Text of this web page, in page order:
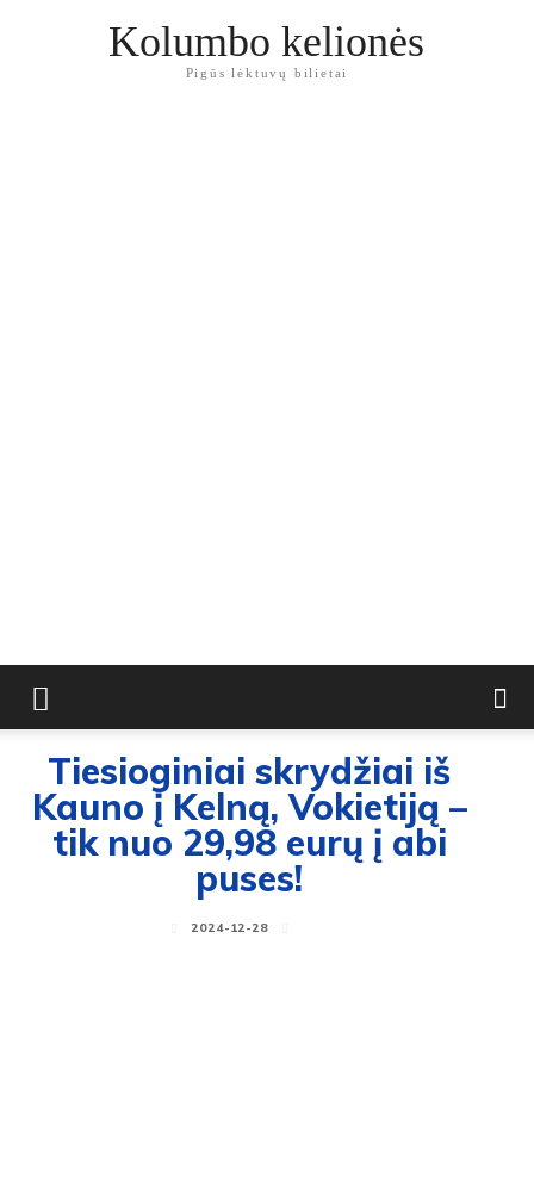
Kolumbo kelionės
Pigūs lėktuvų bilietai
Tiesioginiai skrydžiai iš
Kauno į Kelną, Vokietiją –
tik nuo 29,98 eurų į abi
puses!
2024-12-28